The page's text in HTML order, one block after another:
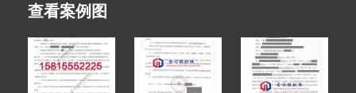
查看案例图